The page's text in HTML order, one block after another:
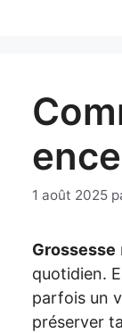
1 août 2025
Grossesse
quotidien.
parfois un
préserver